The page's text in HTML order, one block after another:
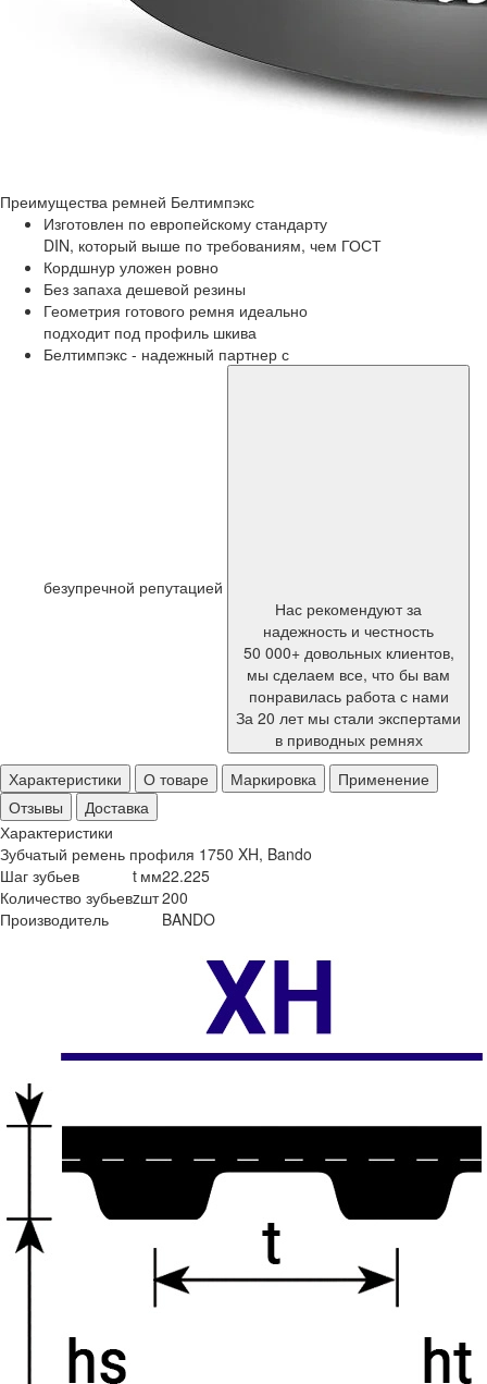
Преимущества ремней Белтимпэкс
Изготовлен по европейскому стандарту
DIN, который выше по требованиям, чем ГОСТ
Кордшнур уложен ровно
Без запаха дешевой резины
Геометрия готового ремня идеально
подходит под профиль шкива
Белтимпэкс - надежный партнер с
безупречной репутацией
Нас рекомендуют за
надежность и честность
50 000+ довольных клиентов,
мы сделаем все, что бы вам
понравилась работа с нами
За 20 лет мы стали экспертами
в приводных ремнях
Характеристики
О товаре Маркировка
Применение
Отзывы
Доставка
Характеристики
Зубчатый ремень профиля 1750 XH, Bando
Шаг зубьев
t мм22.225
Количество зубьевzшт200
Производитель
BANDO